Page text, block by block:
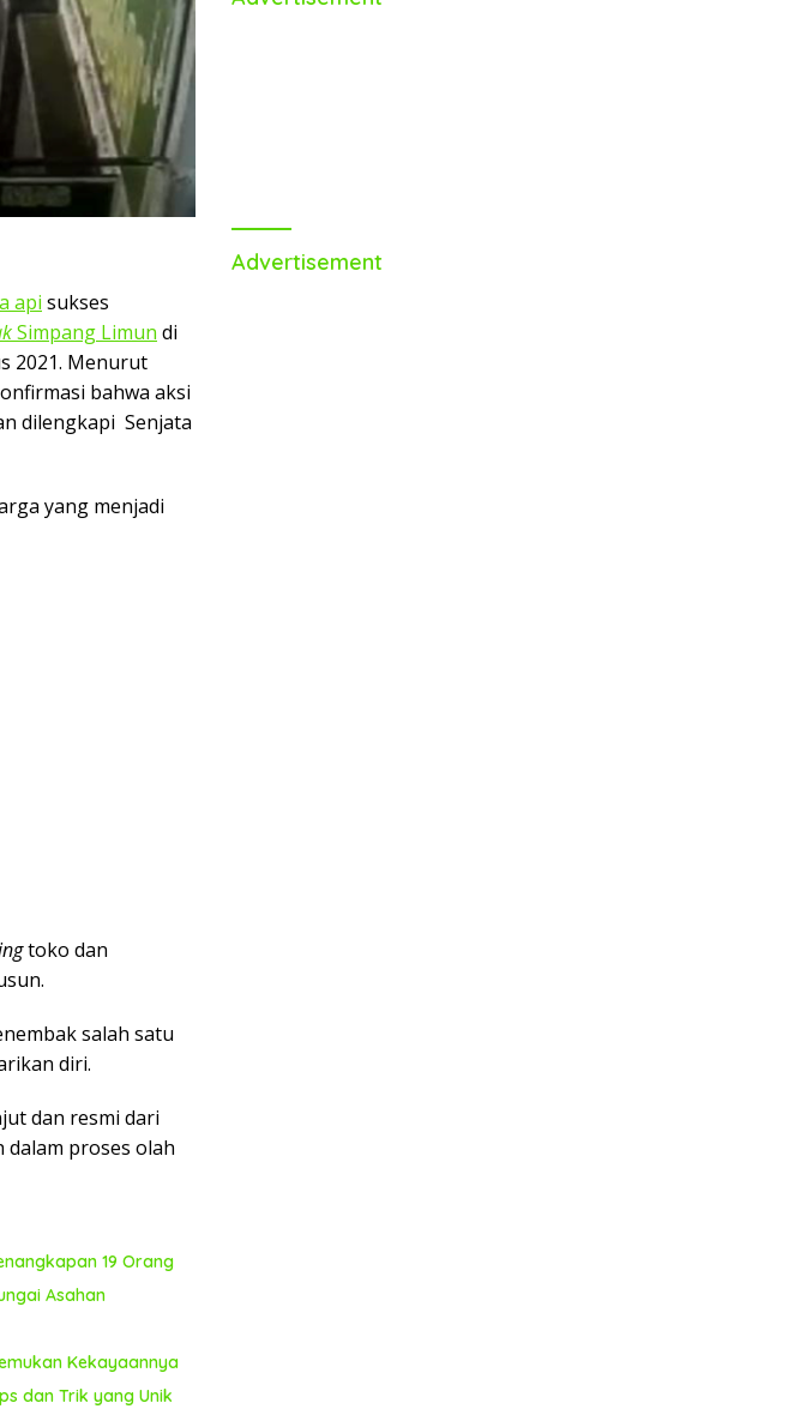
api sukses
Simpang Limun di
2021. Menurut
bahwa aksi
dilengkapi Senjata
yang menjadi
toko dan
salah satu
diri.
dan resmi dari
dalam proses olah
19 Orang
Asahan
Kekayaannya
dan Trik yang Unik
Advertisement